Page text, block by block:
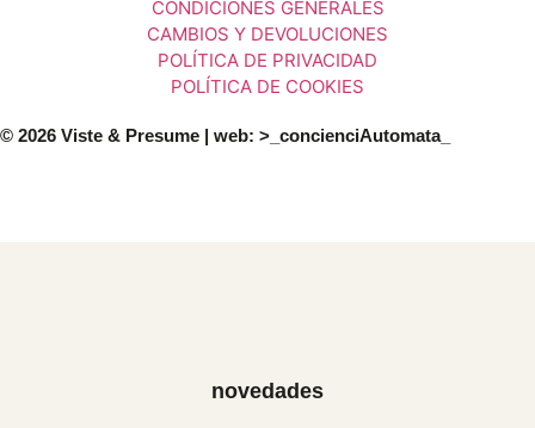
CONDICIONES GENERALES
CAMBIOS Y DEVOLUCIONES
POLÍTICA DE PRIVACIDAD
POLÍTICA DE COOKIES
© 2026 Viste & Presume | web: >_concienciAutomata_
novedades